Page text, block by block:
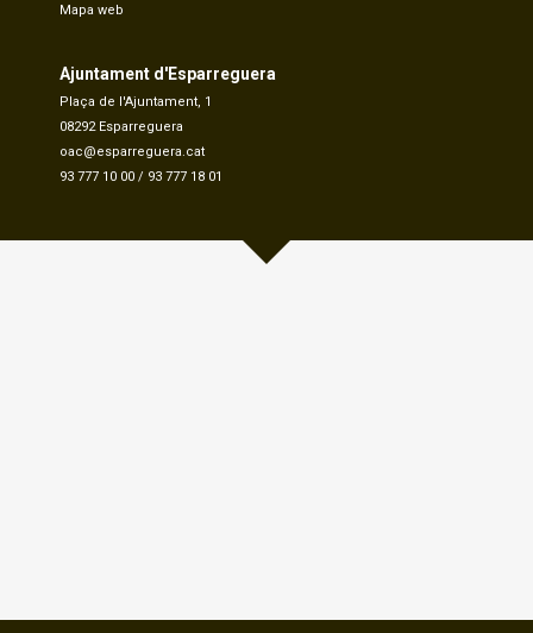
Mapa web
Ajuntament d'Esparreguera
Plaça de l'Ajuntament, 1
08292 Esparreguera
oac@esparreguera.cat
93 777 10 00 / 93 777 18 01